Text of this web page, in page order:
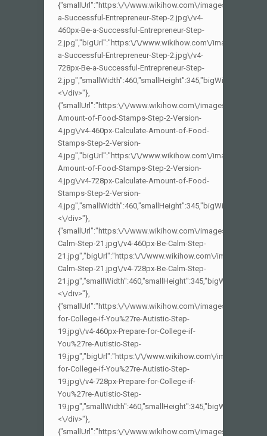
{"smallUrl":"https:\/\/www.wikihow.com\/images_en\/
a-Successful-Entrepreneur-Step-2.jpg\/v4-
460px-Be-a-Successful-Entrepreneur-Step-
2.jpg","bigUrl":"https:\/\/www.wikihow.com\/images\/
a-Successful-Entrepreneur-Step-2.jpg\/v4-
728px-Be-a-Successful-Entrepreneur-Step-
<\/div>"},
{"smallUrl":"https:\/\/www.wikihow.com\/images_en\/
Amount-of-Food-Stamps-Step-2-Version-
4.jpg\/v4-460px-Calculate-Amount-of-Food-
Stamps-Step-2-Version-
4.jpg","bigUrl":"https:\/\/www.wikihow.com\/images\/
Amount-of-Food-Stamps-Step-2-Version-
4.jpg\/v4-728px-Calculate-Amount-of-Food-
Stamps-Step-2-Version-
<\/div>"},
{"smallUrl":"https:\/\/www.wikihow.com\/images_en\/
Calm-Step-21.jpg\/v4-460px-Be-Calm-Step-
21.jpg","bigUrl":"https:\/\/www.wikihow.com\/images\/
Calm-Step-21.jpg\/v4-728px-Be-Calm-Step-
<\/div>"},
{"smallUrl":"https:\/\/www.wikihow.com\/images_en\/
for-College-if-You%27re-Autistic-Step-
19.jpg\/v4-460px-Prepare-for-College-if-
You%27re-Autistic-Step-
19.jpg","bigUrl":"https:\/\/www.wikihow.com\/images\/
for-College-if-You%27re-Autistic-Step-
19.jpg\/v4-728px-Prepare-for-College-if-
You%27re-Autistic-Step-
<\/div>"},
{"smallUrl":"https:\/\/www.wikihow.com\/images_en\/